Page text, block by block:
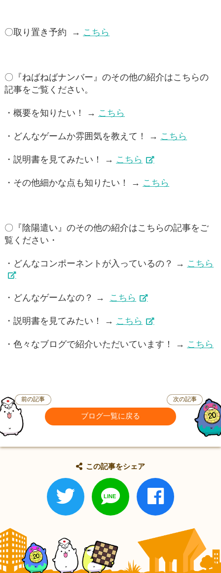
〇取り置き予約 → こちら
〇『ねばねばナンバー』のその他の紹介はこちらの
記事をご覧ください。
・概要を知りたい！ → こちら
・どんなゲームか雰囲気を教えて！ → こちら
・説明書を見てみたい！ → こちら
・その他細かな点も知りたい！ → こちら
〇『陰陽遣い』のその他の紹介はこちらの記事をご
覧ください・
・どんなコンポーネントが入っているの？ → こちら
・どんなゲームなの？ → こちら
・説明書を見てみたい！ → こちら
・色々なブログで紹介いただいています！ → こちら
前の記事
ブログ一覧に戻る
次の記事
この記事をシェア